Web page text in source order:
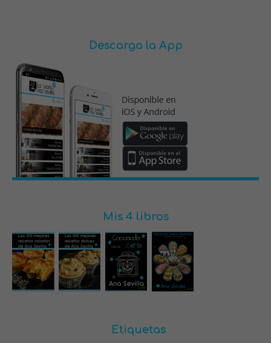
Descarga la App
Mis 4 libros
Etiquetas